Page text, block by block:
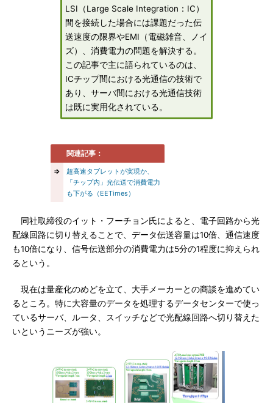
LSI（Large Scale Integration：IC）
間を接続した場合には課題だった伝
送速度の限界やEMI（電磁雑音、ノイ
ズ）、消費電力の問題を解決する。
この記事で主に語られているのは、
ICチップ間における光通信の技術で
あり、サーバ間における光通信技術
は既に実用化されている。
関連記事：
⇒
超高速タブレットが実現か、
「チップ内」光伝送で消費電力
も下がる（EETimes）
同社取締役のイット・フーチョン氏によると、電子回路から光
配線回路に切り替えることで、データ伝送容量は10倍、通信速度
も10倍になり、信号伝送部分の消費電力は5分の1程度に抑えられ
るという。
現在は量産化のめどを立て、大手メーカーとの商談を進めてい
るところ。特に大容量のデータを処理するデータセンターで使っ
ているサーバ、ルータ、スイッチなどで光配線回路へ切り替えた
いというニーズが強い。